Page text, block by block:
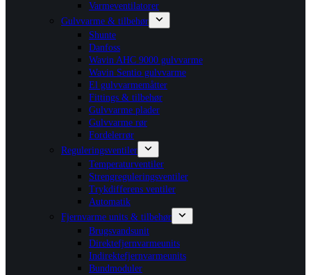
Varmeventilatorer
Gulvvarme & tilbehør
Shunte
Danfoss
Wavin AHC 9000 gulvvarme
Wavin Sentio gulvvarme
El gulvvarmemåtter
Fittings & tilbehør
Gulvvarme plader
Gulvvarme rør
Fordelerrør
Reguleringsventiler
Temperaturventiler
Strengreguleringsventiler
Trykdifferens ventiler
Automatik
Fjernvarme units & tilbehør
Brugsvandsunit
Direktefjernvarmeunits
Indirektefjernvarmeunits
Bundmoduler